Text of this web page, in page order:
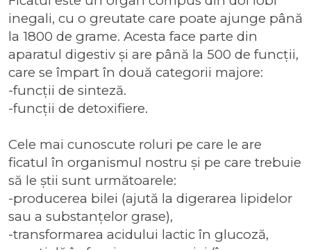
inegali, cu o greutate care poate ajunge până
la 1800 de grame. Acesta face parte din
aparatul digestiv și are până la 500 de funcții,
care se împart în două categorii majore:
-funcții de sinteză.
-funcții de detoxifiere.
Cele mai cunoscute roluri pe care le are
ficatul în organismul nostru și pe care trebuie
să le știi sunt următoarele:
-producerea bilei (ajută la digerarea lipidelor
sau a substanțelor grase),
-transformarea acidului lactic în glucoză,